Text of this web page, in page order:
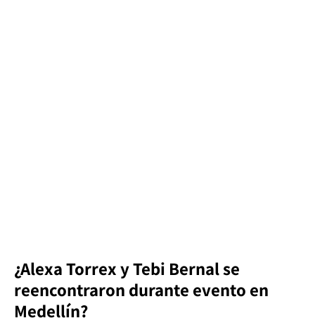
¿Alexa Torrex y Tebi Bernal se
reencontraron durante evento en
Medellín?